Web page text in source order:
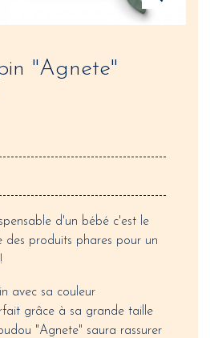
"Agnete"
d'un bébé c'est le
produits phares pour un
avec sa couleur
grâce à sa grande taille
"Agnete" saura rassurer